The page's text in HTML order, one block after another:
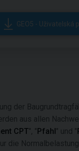
GEO5 - Uživatelská
der
aus allen
CPT", "Pfahl" und "
die